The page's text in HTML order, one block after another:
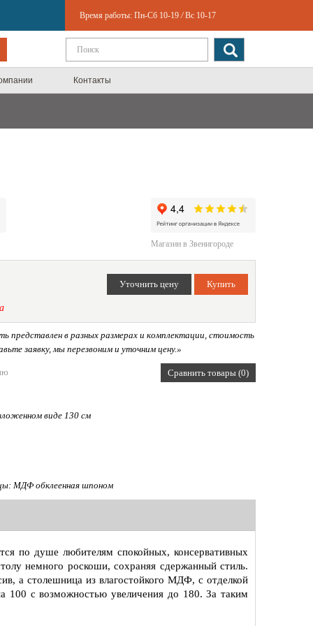
Время работы: Пн-Сб 10-19 / Вс 10-17
Контакты
Магазин в Звенигороде
в разных размерах и комплектации, стоимость
заявку, мы перезвоним и уточним цену.»
Сравнить товары (0)
виде 130 см
МДФ обклеенная шпоном
по душе любителям спокойных, консервативных
немного роскоши, сохраняя сдержанный стиль.
а столешница из влагостойкого МДФ, с отделкой
с возможностью увеличения до 180. За таким